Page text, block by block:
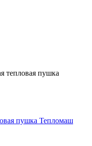
тепловая пушка